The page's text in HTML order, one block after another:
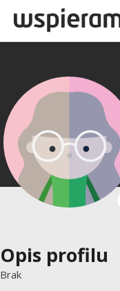
Opis profilu
Brak